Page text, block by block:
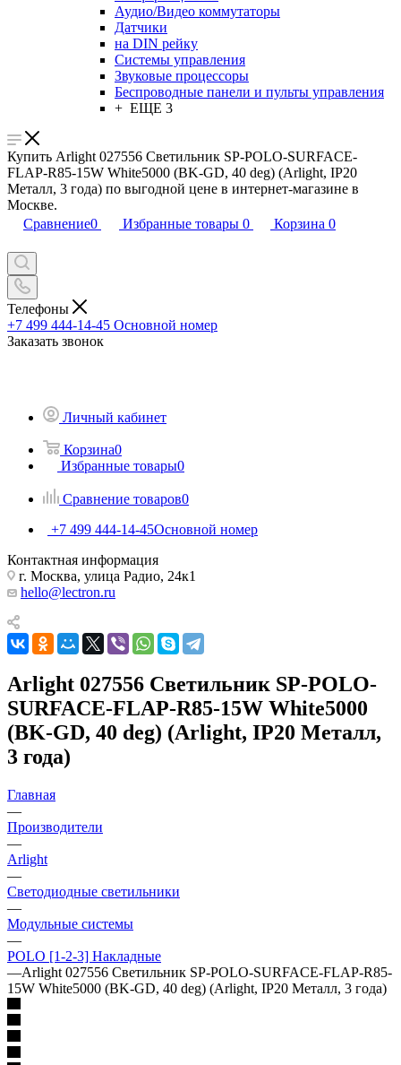
Аудио/Видео коммутаторы
Датчики
на DIN рейку
Системы управления
Звуковые процессоры
Беспроводные панели и пульты управления
+ ЕЩЕ 3
Купить Arlight 027556 Светильник SP-POLO-SURFACE-
FLAP-R85-15W White5000 (BK-GD, 40 deg) (Arlight, IP20
Металл, 3 года) по выгодной цене в интернет-магазине в
Москве.
Сравнение0 Избранные товары 0 Корзина 0
Телефоны
+7 499 444-14-45 Основной номер
Заказать звонок
Личный кабинет
Корзина0
Избранные товары0
Сравнение товаров0
+7 499 444-14-45Основной номер
Контактная информация
г. Москва, улица Радио, 24к1
hello@lectron.ru
Arlight 027556 Светильник SP-POLO-
SURFACE-FLAP-R85-15W White5000
(BK-GD, 40 deg) (Arlight, IP20 Металл,
3 года)
Главная
—
Производители
—
Arlight
—
Светодиодные светильники
—
Модульные системы
—
POLO [1-2-3] Накладные
—Arlight 027556 Светильник SP-POLO-SURFACE-FLAP-R85-
15W White5000 (BK-GD, 40 deg) (Arlight, IP20 Металл, 3 года)